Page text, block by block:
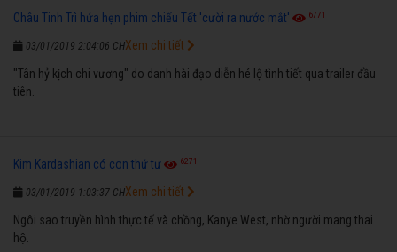
Châu Tinh Trì hứa hẹn phim chiếu Tết 'cười ra nước mắt' 6771
03/01/2019 2:04:06 CH
"Tân hỷ kịch chi vương" do danh hài đạo diễn hé lộ tình tiết qua trailer đầu
tiên.
Xem chi tiết
Kim Kardashian có con thứ tư 6271
03/01/2019 1:03:37 CH
Ngôi sao truyền hình thực tế và chồng, Kanye West, nhờ người mang thai
hộ.
Xem chi tiết